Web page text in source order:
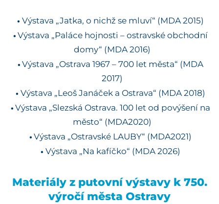
Výstava „Jatka, o nichž se mluví“ (MDA 2015)
Výstava „Paláce hojnosti – ostravské obchodní
domy“ (MDA 2016)
Výstava „Ostrava 1967 – 700 let města“ (MDA
2017)
Výstava „Leoš Janáček a Ostrava“ (MDA 2018)
Výstava „Slezská Ostrava. 100 let od povýšení na
město“ (MDA2020)
Výstava „Ostravské LAUBY“ (MDA2021)
Výstava „Na kafíčko“ (MDA 2026)
Materiály z putovní výstavy k 750.
výročí města Ostravy